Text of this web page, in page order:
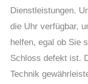
Dienstleistungen.
die Uhr verfügbar,
helfen, egal ob Sie
Schloss defekt ist.
Technik